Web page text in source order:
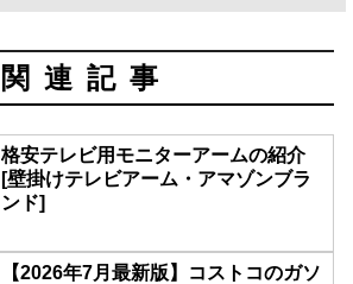
関連記事
格安テレビ用モニターアームの紹介
[壁掛けテレビアーム・アマゾンブラ
ンド]
【2026年7月最新版】コストコのガソ